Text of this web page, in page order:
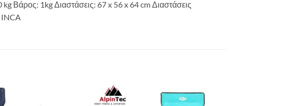
Βάρος: 1kg Διαστάσεις: 67 x 56 x 64 cm Διαστάσεις
INCA